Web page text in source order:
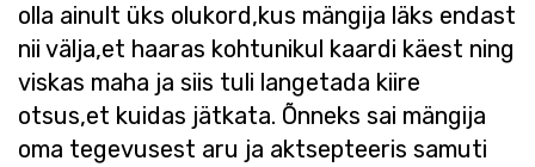
olla ainult üks olukord,kus mängija läks endast
nii välja,et haaras kohtunikul kaardi käest ning
viskas maha ja siis tuli langetada kiire
otsus,et kuidas jätkata. Õnneks sai mängija
oma tegevusest aru ja aktsepteeris samuti